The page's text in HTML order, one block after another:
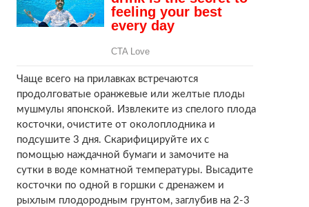
Чаще всего на прилавках встречаются
продолговатые оранжевые или желтые плоды
мушмулы японской. Извлеките из спелого плода
косточки, очистите от околоплодника и
подсушите 3 дня. Скарифицируйте их с
помощью наждачной бумаги и замочите на
сутки в воде комнатной температуры. Высадите
косточки по одной в горшки с дренажем и
рыхлым плодородным грунтом, заглубив на 2-3